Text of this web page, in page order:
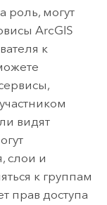
роль, могут
ArcGIS
к
видят
слои и
к группам
прав доступа